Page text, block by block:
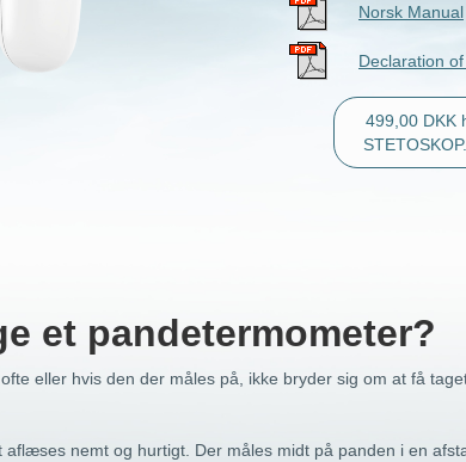
Norsk Manual
Declaration
499,00 DKK
et pandetermometer?
eller hvis den der måles på, ikke bryder sig om at få
aflæses nemt og hurtigt. Der måles midt på panden i en